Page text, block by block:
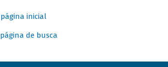
página inicial
página de busca